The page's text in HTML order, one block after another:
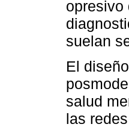
opresivo
suelan
El
salud
las